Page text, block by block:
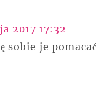
2017 17:32
sobie je pomacać